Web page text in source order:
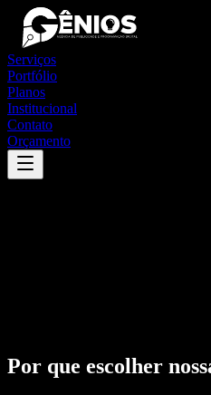
Serviços
Portfólio
Planos
Institucional
Contato
Orçamento
Por que escolher